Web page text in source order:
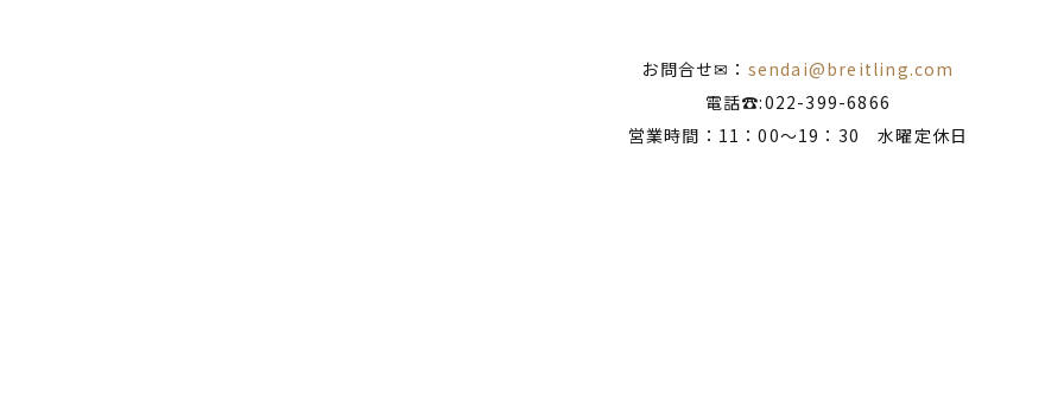
お問合せ✉： sendai@breitling.com
電話☎:022-399-6866
営業時間：11：00～19：30 水曜定休日